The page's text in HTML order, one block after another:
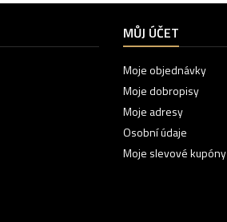
MŮJ ÚČET
Moje objednávky
Moje dobropisy
Moje adresy
Osobní údaje
Moje slevové kupóny